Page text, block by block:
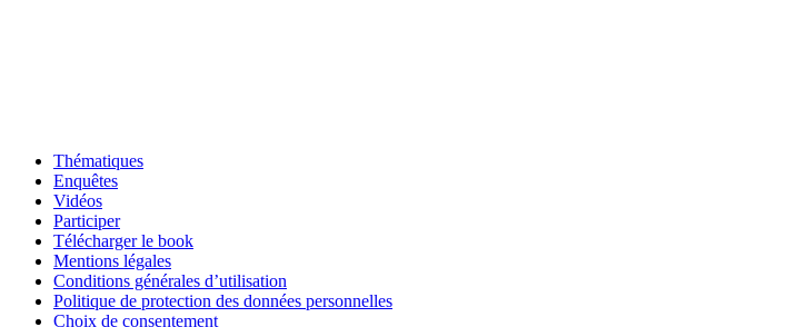
Thématiques
Enquêtes
Vidéos
Participer
Télécharger le book
Mentions légales
Conditions générales d’utilisation
Politique de protection des données personnelles
Choix de consentement